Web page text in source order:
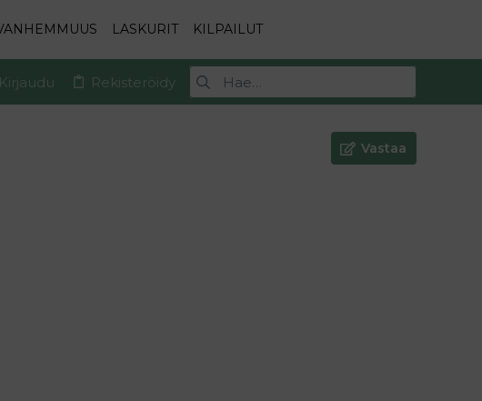
LASKURIT KILPAILUT
Kirjaudu Rekisteröidy
Vastaa